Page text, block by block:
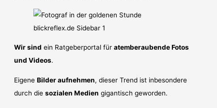
Wir sind ein Ratgeberportal füratemberaubende Fotos
und Videos.
EigeneBilder aufnehmen, dieser Trend ist inbesondere
durch diesozialen Medien gigantisch geworden.